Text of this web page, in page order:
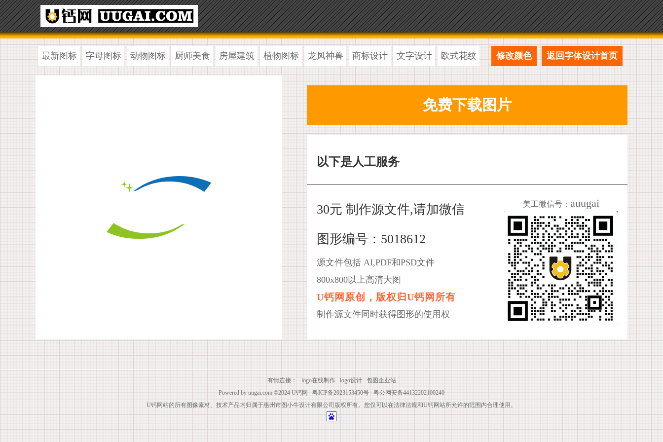
最新图标 字母图标 动物图标 厨师美食 房屋建筑 植物图标 龙凤神兽 商标设计 文字设计 欧式花纹 返回字体设计首页
修改颜色
以下是人工服务
30元 制作源文件,请加微信
图形编号：5018612
源文件包括 AI,PDF和PSD文件
800x800以上高清大图
U钙网原创，版权归U钙网所有
制作源文件同时获得图形的使用权
美工微信号： auugai
有情连接： logo在线制作 logo设计
包图企业站
Powered by uugai.com ©2024 U钙网 粤ICP备2023153450号
粤公网安备44132202100240
U钙网站的所有图像素材、技术产品均归属于惠州市图小牛设计有限公司版权所有。您仅可以在法律法规和U钙网站所允许的范围内合理使用。